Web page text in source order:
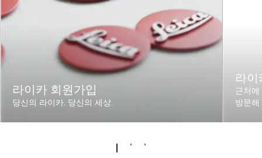
라이카 회원가입
당신의 라이카. 당신의 세상.
라
근처
방문